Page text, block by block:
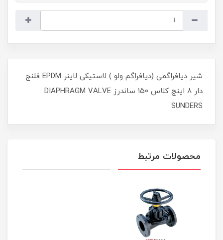
شیر دیافراگمی (دیافراگم ولو ) لاستیکی لاینر EPDM فلنج
دار ۸ اینچ کلاس ۱۵۰ ساندرز DIAPHRAGM VALVE
SUNDERS
محصولات مرتبط